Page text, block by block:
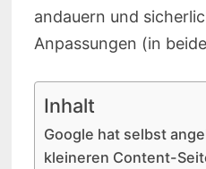
andauern und
Anpassungen (in
Inhalt
Google hat selbst
kleineren Content-